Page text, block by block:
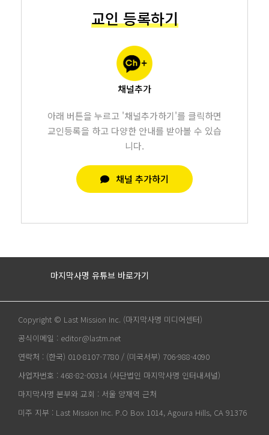
교인 등록하기
채널추가
아래 버튼을 누르고 '채널추가하기'를 클릭하면
교인등록을 하고 다양한 안내를 받아볼 수 있습
니다.
채널 추가하기
마지막사명 유튜브 바로가기
Copyright © Last Mission Inc. (마지막사명 미디어센터)
공식이메일 : editor@lastm.net
연락처 : (한국) 010-8107-7780 / (미국서부) 706-988-4090
사업자번호 : 468-82-00314 (사단법인 마지막사명 인터내셔널)
마지막사명 본부와 교회 : 서울 양재역 근처
미주 지부 : Last Mission Inc. P.O Box 1014, Agoura Hills, CA 91376